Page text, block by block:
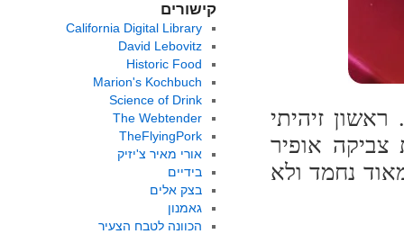
זיהיתי
אופיר
נחמד ולא
קישורים
California Digital Library
David Lebovitz
Historic Food
Marion's Kochbuch
Science of Drink
The Webtender
TheFlyingPork
אורי מאיר צ'יזיק
בידיים
בצק אלים
גאמנון
הכוונה לטבח הצעיר